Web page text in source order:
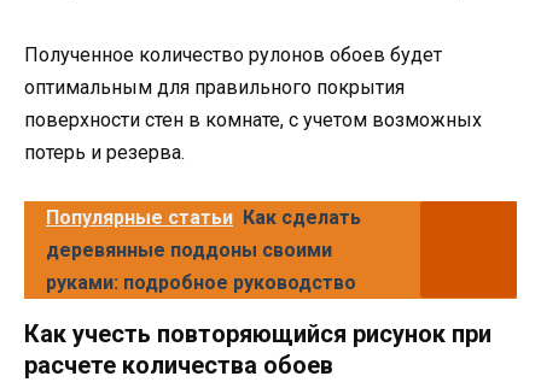
Полученное количество рулонов обоев будет
оптимальным для правильного покрытия
поверхности стен в комнате, с учетом возможных
потерь и резерва.
Популярные статьи Как сделать
деревянные поддоны своими
руками: подробное руководство
Как учесть повторяющийся рисунок при
расчете количества обоев